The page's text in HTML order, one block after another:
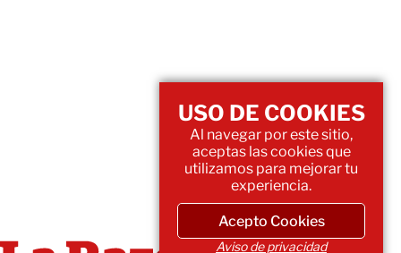
USO DE COOKIES
Al navegar por este sitio,
aceptas las cookies que
utilizamos para mejorar tu
experiencia.
Acepto Cookies
Aviso de privacidad